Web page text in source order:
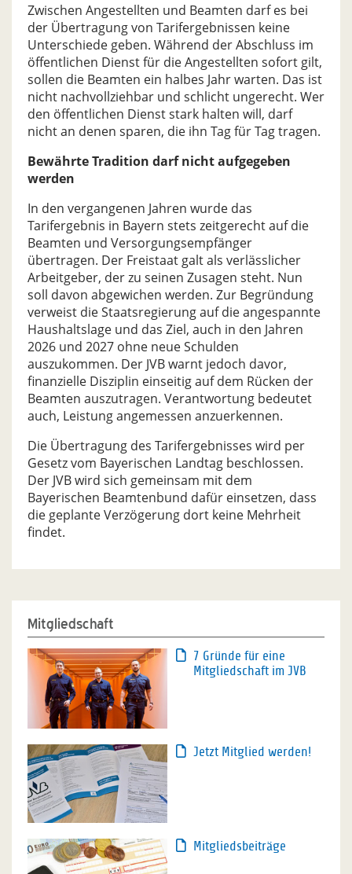
Zwischen Angestellten und Beamten darf es bei
der Übertragung von Tarifergebnissen keine
Unterschiede geben. Während der Abschluss im
öffentlichen Dienst für die Angestellten sofort gilt,
sollen die Beamten ein halbes Jahr warten. Das ist
nicht nachvollziehbar und schlicht ungerecht. Wer
den öffentlichen Dienst stark halten will, darf
nicht an denen sparen, die ihn Tag für Tag tragen.
Bewährte Tradition darf nicht aufgegeben
werden
In den vergangenen Jahren wurde das
Tarifergebnis in Bayern stets zeitgerecht auf die
Beamten und Versorgungsempfänger
übertragen. Der Freistaat galt als verlässlicher
Arbeitgeber, der zu seinen Zusagen steht. Nun
soll davon abgewichen werden. Zur Begründung
verweist die Staatsregierung auf die angespannte
Haushaltslage und das Ziel, auch in den Jahren
2026 und 2027 ohne neue Schulden
auszukommen. Der JVB warnt jedoch davor,
finanzielle Disziplin einseitig auf dem Rücken der
Beamten auszutragen. Verantwortung bedeutet
auch, Leistung angemessen anzuerkennen.
Die Übertragung des Tarifergebnisses wird per
Gesetz vom Bayerischen Landtag beschlossen.
Der JVB wird sich gemeinsam mit dem
Bayerischen Beamtenbund dafür einsetzen, dass
die geplante Verzögerung dort keine Mehrheit
findet.
Mitgliedschaft
7 Gründe für eine
Mitgliedschaft im JVB
Jetzt Mitglied werden!
Mitgliedsbeiträge